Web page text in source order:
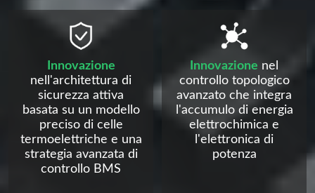
Innovazione
nell'architettura di
sicurezza attiva
basata su un modello
preciso di celle
termoelettriche e una
strategia avanzata di
controllo BMS
Innovazione nel
controllo topologico
avanzato che integra
l'accumulo di energia
elettrochimica e
l'elettronica di
potenza